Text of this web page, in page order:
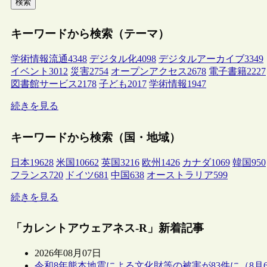
検索
キーワードから検索（テーマ）
学術情報流通4348 デジタル化4098 デジタルアーカイブ3349
イベント 3012 災害2754 オープンアクセス2678 電子書籍2227
図書館サービス2178 子ども2017 学術情報1947
続きを見る
キーワードから検索（国・地域）
日本19628 米国 10662 英国3216 欧州 1426 カナダ1069 韓国950
フランス720 ドイツ681 中国638 オーストラリア599
続きを見る
「カレントアウェアネス-R」新着記事
2026年08月07日